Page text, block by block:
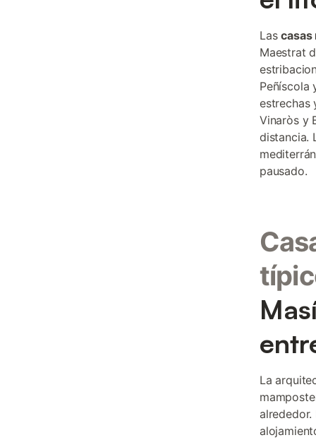
Lascasas
Maestrat
Peñíscola
estrechas
Vinaròs y
distancia.
pausado.
La